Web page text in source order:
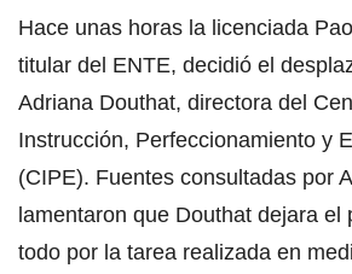
Hace unas horas la licenciada
titular del ENTE, decidió el
Adriana Douthat, directora del
Instrucción, Perfeccionamiento y
(CIPE). Fuentes consultadas por
lamentaron que Douthat dejara el
todo por la tarea realizada en